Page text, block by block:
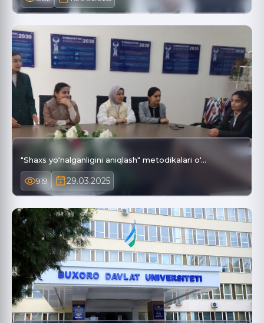
"Shaxs yo‘nalganligini aniqlash" metodikalari o'…
919 29.03.2025